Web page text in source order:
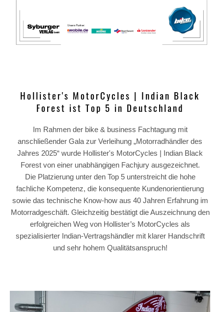
Hollister's MotorCycles | Indian Black
Forest ist Top 5 in Deutschland
Im Rahmen der bike & business Fachtagung mit
anschließender Gala zur Verleihung „Motorradhändler des
Jahres 2025“ wurde Hollister's MotorCycles | Indian Black
Forest von einer unabhängigen Fachjury ausgezeichnet.
Die Platzierung unter den Top 5 unterstreicht die hohe
fachliche Kompetenz, die konsequente Kundenorientierung
sowie das technische Know-how aus 40 Jahren Erfahrung im
Motorradgeschäft. Gleichzeitig bestätigt die Auszeichnung den
erfolgreichen Weg von Hollister’s MotorCycles als
spezialisierter Indian-Vertragshändler mit klarer Handschrift
und sehr hohem Qualitätsanspruch!